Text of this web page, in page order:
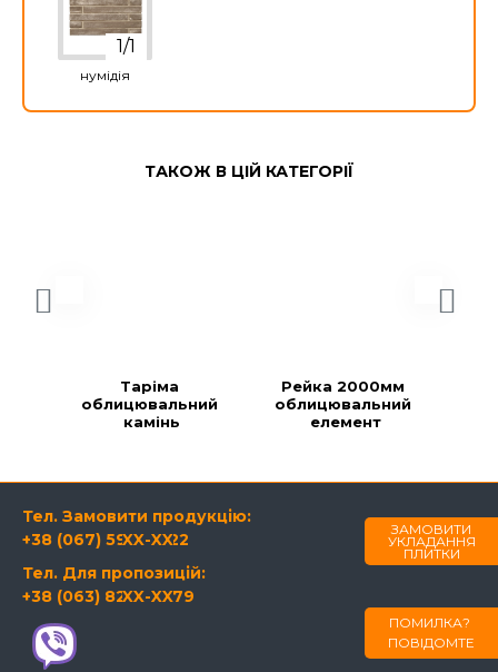
нумідія
ТАКОЖ В ЦІЙ КАТЕГОРІЇ
Таріма
облицювальний
камінь
Рейка 2000мм
облицювальний
елемент
Тел. Замовити продукцію:
+38 (067) 594-21-22
XX-XX
Тел. Для пропозицій:
+38 (063) 820-60-79
XX-XX
ЗАМОВИТИ
УКЛАДАННЯ
ПЛИТКИ
ПОМИЛКА?
ПОВІДОМТЕ